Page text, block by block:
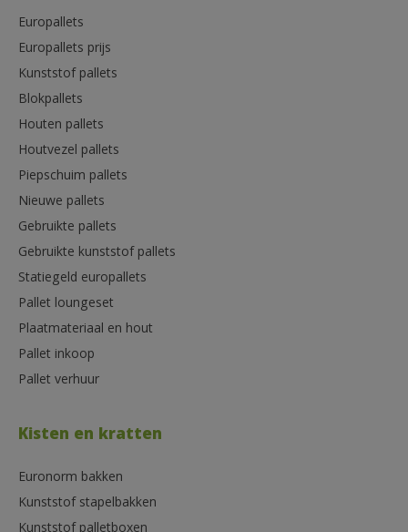
Europallets
Europallets prijs
Kunststof pallets
Blokpallets
Houten pallets
Houtvezel pallets
Piepschuim pallets
Nieuwe pallets
Gebruikte pallets
Gebruikte kunststof pallets
Statiegeld europallets
Pallet loungeset
Plaatmateriaal en hout
Pallet inkoop
Pallet verhuur
Kisten en kratten
Euronorm bakken
Kunststof stapelbakken